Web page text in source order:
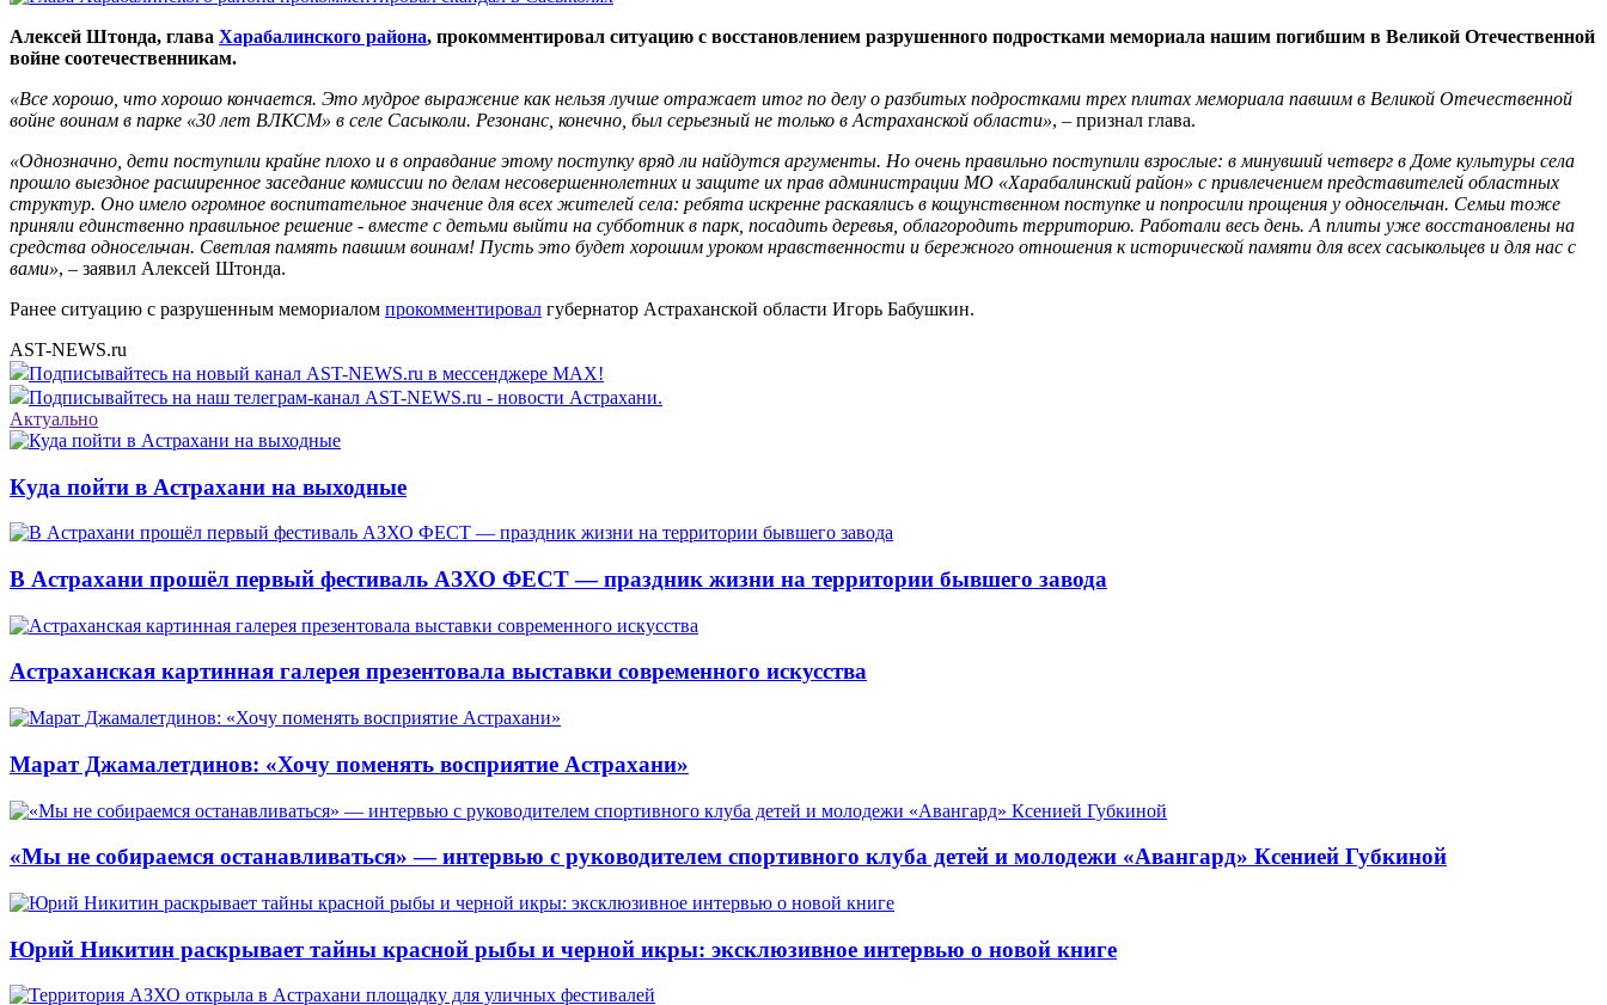
Алексей Штонда, глава Харабалинского района, прокомментировал ситуацию с восстановлением разрушенного подростками мемориала нашим погибшим в Великой Отечественной
войне соотечественникам.
«Все хорошо, что хорошо кончается. Это мудрое выражение как нельзя лучше отражает итог по делу о разбитых подростками трех плитах мемориала павшим в Великой Отечественной
войне воинам в парке «30 лет ВЛКСМ» в селе Сасыколи. Резонанс, конечно, был серьезный не только в Астраханской области», – признал глава.
«Однозначно, дети поступили крайне плохо и в оправдание этому поступку вряд ли найдутся аргументы. Но очень правильно поступили взрослые: в минувший четверг в Доме культуры села
прошло выездное расширенное заседание комиссии по делам несовершеннолетних и защите их прав администрации МО «Харабалинский район» с привлечением представителей областных
структур. Оно имело огромное воспитательное значение для всех жителей села: ребята искренне раскаялись в кощунственном поступке и попросили прощения у односельчан. Семьи тоже
приняли единственно правильное решение - вместе с детьми выйти на субботник в парк, посадить деревья, облагородить территорию. Работали весь день. А плиты уже восстановлены на
средства односельчан. Светлая память павшим воинам! Пусть это будет хорошим уроком нравственности и бережного отношения к исторической памяти для всех сасыкольцев и для нас с
вами», – заявил Алексей Штонда.
Ранее ситуацию с разрушенным мемориалом прокомментировал губернатор Астраханской области Игорь Бабушкин.
AST-NEWS.ru
Подписывайтесь на новый канал AST-NEWS.ru в мессенджере MAX!
Подписывайтесь на наш телеграм-канал AST-NEWS.ru - новости Астрахани.
Актуально
Куда пойти в Астрахани на выходные
В Астрахани прошёл первый фестиваль АЗХО ФЕСТ — праздник жизни на территории бывшего завода
Астраханская картинная галерея презентовала выставки современного искусства
Марат Джамалетдинов: «Хочу поменять восприятие Астрахани»
«Мы не собираемся останавливаться» — интервью с руководителем спортивного клуба детей и молодежи «Авангард» Ксенией Губкиной
Юрий Никитин раскрывает тайны красной рыбы и черной икры: эксклюзивное интервью о новой книге